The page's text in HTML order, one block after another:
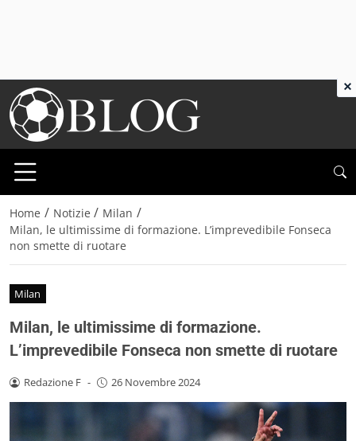
Home / Notizie / Milan /
Milan, le ultimissime di formazione. L’imprevedibile Fonseca
non smette di ruotare
Milan
Milan, le ultimissime di formazione.
L’imprevedibile Fonseca non smette di ruotare
Redazione F - 26 Novembre 2024
×